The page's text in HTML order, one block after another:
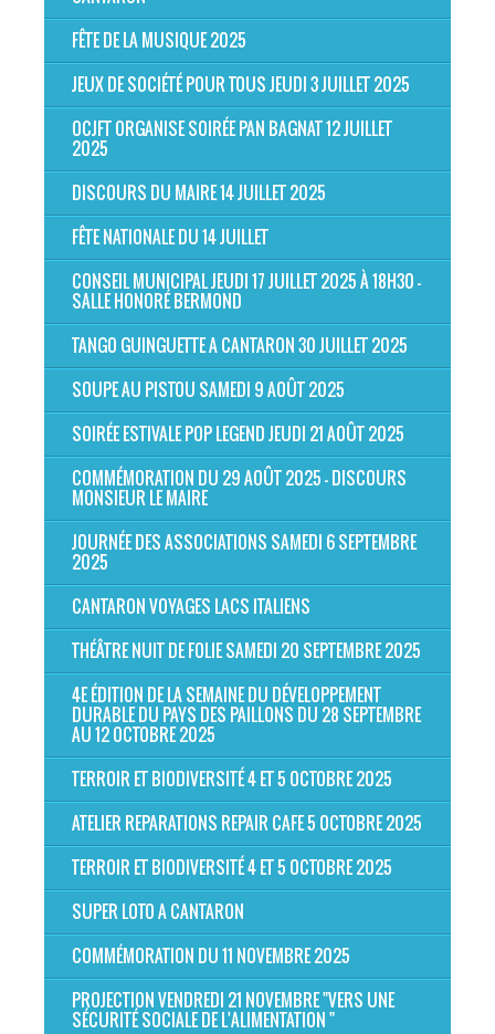
FÊTE DE LA MUSIQUE 2025
JEUX DE SOCIÉTÉ POUR TOUS JEUDI 3 JUILLET 2025
OCJFT ORGANISE SOIRÉE PAN BAGNAT 12 JUILLET
2025
DISCOURS DU MAIRE 14 JUILLET 2025
FÊTE NATIONALE DU 14 JUILLET
CONSEIL MUNICIPAL JEUDI 17 JUILLET 2025 À 18H30 -
SALLE HONORÉ BERMOND
TANGO GUINGUETTE A CANTARON 30 JUILLET 2025
SOUPE AU PISTOU SAMEDI 9 AOÛT 2025
SOIRÉE ESTIVALE POP LEGEND JEUDI 21 AOÛT 2025
COMMÉMORATION DU 29 AOÛT 2025 - DISCOURS
MONSIEUR LE MAIRE
JOURNÉE DES ASSOCIATIONS SAMEDI 6 SEPTEMBRE
2025
CANTARON VOYAGES LACS ITALIENS
THÉÂTRE NUIT DE FOLIE SAMEDI 20 SEPTEMBRE 2025
4E ÉDITION DE LA SEMAINE DU DÉVELOPPEMENT
DURABLE DU PAYS DES PAILLONS DU 28 SEPTEMBRE
AU 12 OCTOBRE 2025
TERROIR ET BIODIVERSITÉ 4 ET 5 OCTOBRE 2025
ATELIER REPARATIONS REPAIR CAFE 5 OCTOBRE 2025
TERROIR ET BIODIVERSITÉ 4 ET 5 OCTOBRE 2025
SUPER LOTO A CANTARON
COMMÉMORATION DU 11 NOVEMBRE 2025
PROJECTION VENDREDI 21 NOVEMBRE "VERS UNE
SÉCURITÉ SOCIALE DE L'ALIMENTATION "